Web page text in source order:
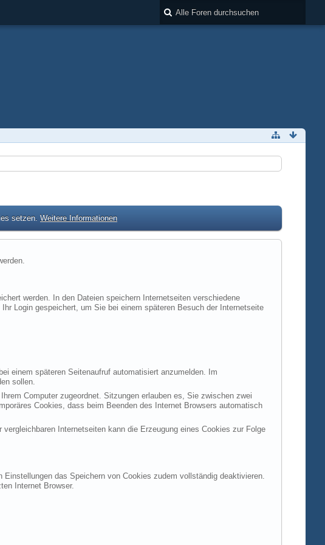
setzen. Weitere Informationen
werden. In den Dateien speichern Internetseiten verschiedene
Login gespeichert, um Sie bei einem späteren Besuch der Internetseite
einem späteren Seitenaufruf automatisiert anzumelden. Im
sollen.
Computer zugeordnet. Sitzungen erlauben es, Sie zwischen zwei
Cookies, dass beim Beenden des Internet Browsers automatisch
Internetseiten kann die Erzeugung eines Cookies zur Folge
das Speichern von Cookies zudem vollständig deaktivieren.
Internet Browser.